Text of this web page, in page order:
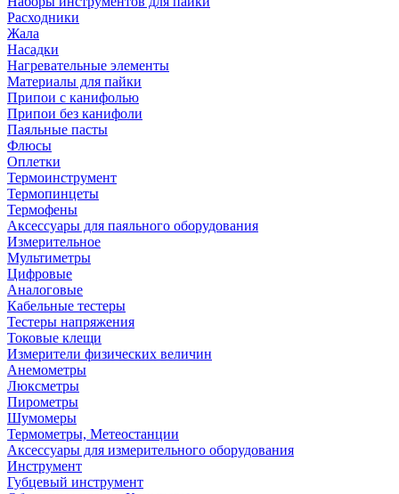
Расходники
Жала
Насадки
Нагревательные элементы
Материалы для пайки
Припои с канифолью
Припои без канифоли
Паяльные пасты
Флюсы
Оплетки
Термоинструмент
Термопинцеты
Термофены
Аксессуары для паяльного оборудования
Измерительное
Мультиметры
Цифровые
Аналоговые
Кабельные тестеры
Тестеры напряжения
Токовые клещи
Измерители физических величин
Анемометры
Люксметры
Пирометры
Шумомеры
Термометры, Метеостанции
Аксессуары для измерительного оборудования
Инструмент
Губцевый инструмент